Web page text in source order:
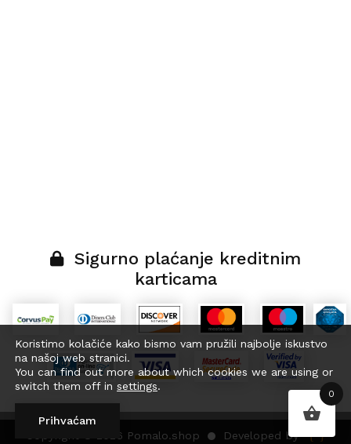
Sigurno plaćanje kreditnim
karticama
Koristimo kolačiće kako bismo vam pružili najbolje iskustvo
na našoj web stranici.
You can find out more about which cookies we are using or
switch them off in settings.
Prihvaćam
0
Copyright © 2026 Pomalo.shop Developed by { }